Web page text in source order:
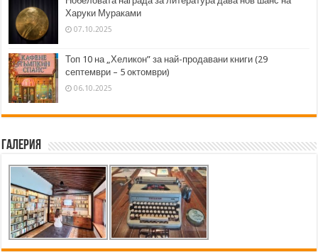
Харуки Мураками
07.10.2025
Топ 10 на „Хеликон” за най-продавани книги (29
септември – 5 октомври)
06.10.2025
Галерия